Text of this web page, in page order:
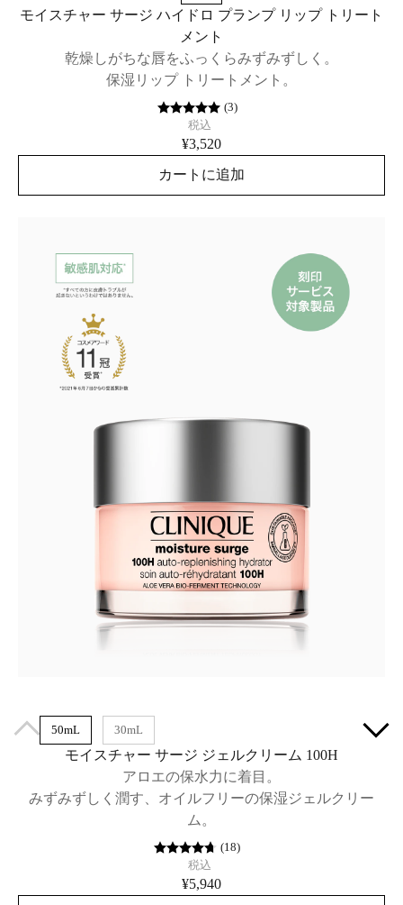
モイスチャー サージ ハイドロ プランプ リップ トリート
メント
乾燥しがちな唇をふっくらみずみずしく。
保湿リップ トリートメント。
(3)
税込
¥3,520
カートに追加
50mL 30mL
モイスチャー サージ ジェルクリーム 100H
アロエの保水力に着目。
みずみずしく潤す、オイルフリーの保湿ジェルクリー
ム。
(18)
税込
¥5,940